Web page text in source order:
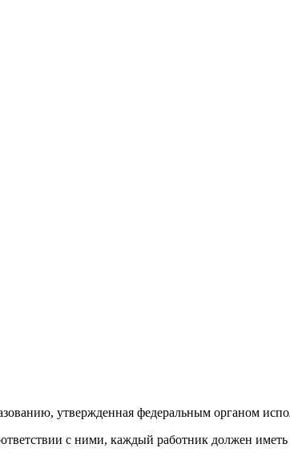
утвержденная федеральным органом
с ними, каждый работник должен